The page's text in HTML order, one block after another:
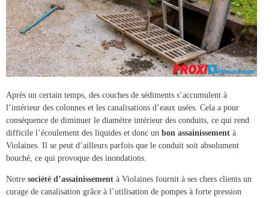
Après un certain temps, des couches de sédiments s’accumulent à
l’intérieur des colonnes et les canalisations d’eaux usées. Cela a pour
conséquence de diminuer le diamètre intérieur des conduits, ce qui rend
difficile l’écoulement des liquides et donc un bon assainissement à
Violaines . Il se peut d’ailleurs parfois que le conduit soit absolument
bouché, ce qui provoque des inondations.
Notre société d’assainissement à Violaines fournit à ses chers clients un
curage de canalisation grâce à l’utilisation de pompes à forte pression